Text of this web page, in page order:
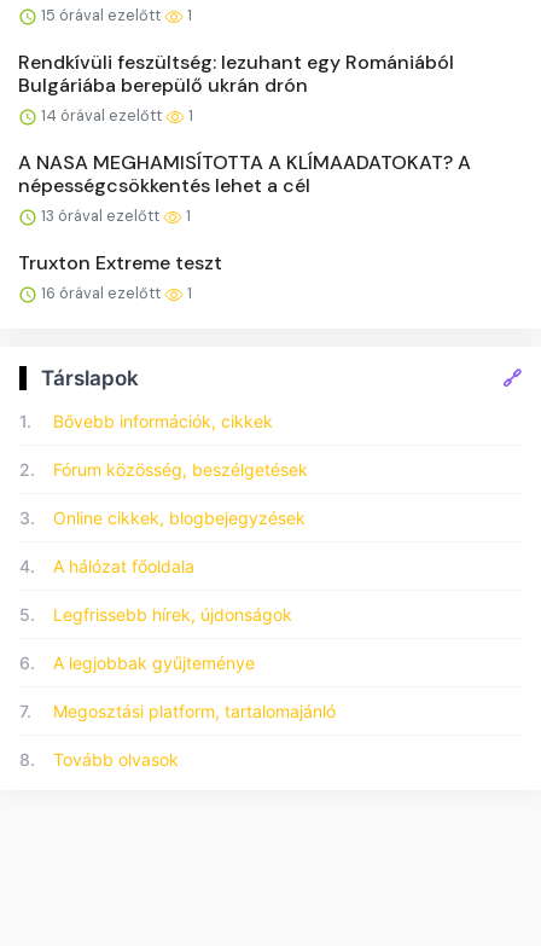
15 órával ezelőtt 1
Rendkívüli feszültség: lezuhant egy Romániából
Bulgáriába berepülő ukrán drón
14 órával ezelőtt 1
A NASA MEGHAMISÍTOTTA A KLÍMAADATOKAT? A
népességcsökkentés lehet a cél
13 órával ezelőtt 1
Truxton Extreme teszt
16 órával ezelőtt 1
Társlapok 🔗
1. Bővebb információk, cikkek
2. Fórum közösség, beszélgetések
3. Online cikkek, blogbejegyzések
4. A hálózat főoldala
5. Legfrissebb hírek, újdonságok
6. A legjobbak gyűjteménye
7. Megosztási platform, tartalomajánló
8. Tovább olvasok